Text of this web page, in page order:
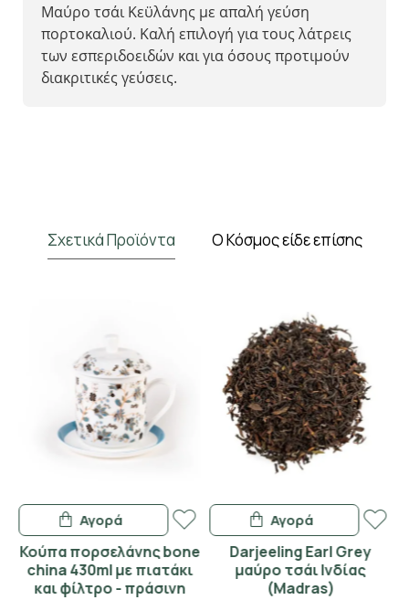
Μαύρο τσάι Κεϋλάνης με απαλή γεύση
πορτοκαλιού. Καλή επιλογή για τους λάτρεις
των εσπεριδοειδών και για όσους προτιμούν
διακριτικές γεύσεις.
Σχετικά Προϊόντα Ο Κόσμος είδε επίσης
Κούπα πορσελάνης bone
china 430ml με πιατάκι
και φίλτρο - πράσινη
Αγορά
Darjeeling Earl Grey
μαύρο τσάι Ινδίας
(Madras)
Αγορά